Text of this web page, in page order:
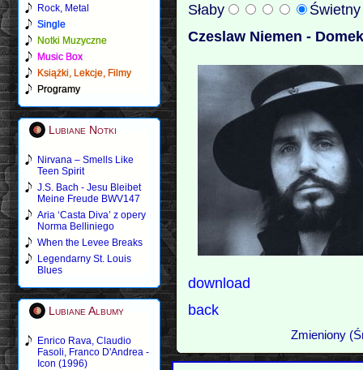
Rock, Metal
Single
Notki Muzyczne
Music Box
Książki, Lekcje, Filmy
Programy
Lubiane Notki
Nirvana – Smells Like
Teen Spirit
J.S. Bach - Jesu Bleibet
Meine Freude BWV147
Aria ‘Casta Diva’ z opery
Norma Belliniego
When the Levee Breaks
Legendarny St. Louis
Blues
Lubiane Albumy
Enrico Rava, Claudio
Fasoli, Franco D'Andrea -
Icon (1996)
Słaby
Czeslaw Niemen -
download
back
Zmieniony